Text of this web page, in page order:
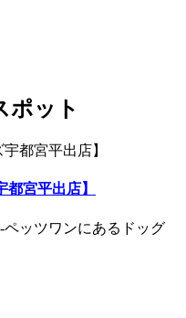
ポット
宮平出店】
ペッツワンにあるドッグ